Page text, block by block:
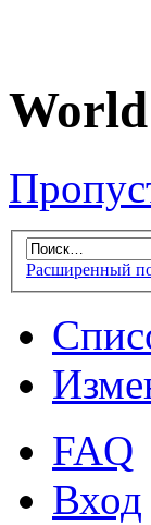
Расширенный
FAQ
Вход